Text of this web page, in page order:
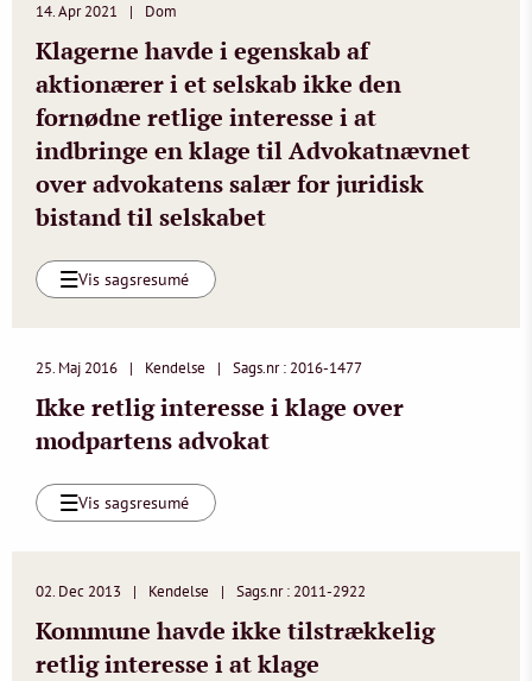
14. Apr 2021 Dom
Klagerne havde i egenskab af
aktionærer i et selskab ikke den
fornødne retlige interesse i at
indbringe en klage til Advokatnævnet
over advokatens salær for juridisk
bistand til selskabet
Vis sagsresumé
25. Maj 2016 Kendelse Sags.nr : 2016-1477
Ikke retlig interesse i klage over
modpartens advokat
Vis sagsresumé
02. Dec 2013 Kendelse Sags.nr : 2011-2922
Kommune havde ikke tilstrækkelig
retlig interesse i at klage